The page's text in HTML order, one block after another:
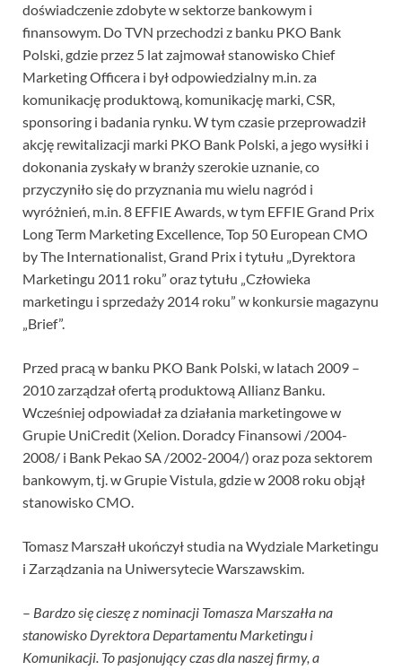
doświadczenie zdobyte w sektorze bankowym i
finansowym. Do TVN przechodzi z banku PKO Bank
Polski, gdzie przez 5 lat zajmował stanowisko Chief
Marketing Officera i był odpowiedzialny m.in. za
komunikację produktową, komunikację marki, CSR,
sponsoring i badania rynku. W tym czasie przeprowadził
akcję rewitalizacji marki PKO Bank Polski, a jego wysiłki i
dokonania zyskały w branży szerokie uznanie, co
przyczyniło się do przyznania mu wielu nagród i
wyróżnień, m.in. 8 EFFIE Awards, w tym EFFIE Grand Prix
Long Term Marketing Excellence, Top 50 European CMO
by The Internationalist, Grand Prix i tytułu „Dyrektora
Marketingu 2011 roku” oraz tytułu „Człowieka
marketingu i sprzedaży 2014 roku” w konkursie magazynu
„Brief”.
Przed pracą w banku PKO Bank Polski, w latach 2009 –
2010 zarządzał ofertą produktową Allianz Banku.
Wcześniej odpowiadał za działania marketingowe w
Grupie UniCredit (Xelion. Doradcy Finansowi /2004-
2008/ i Bank Pekao SA /2002-2004/) oraz poza sektorem
bankowym, tj. w Grupie Vistula, gdzie w 2008 roku objął
stanowisko CMO.
Tomasz Marszałł ukończył studia na Wydziale Marketingu
i Zarządzania na Uniwersytecie Warszawskim.
– Bardzo się cieszę z nominacji Tomasza Marszałła na
stanowisko Dyrektora Departamentu Marketingu i
Komunikacji. To pasjonujący czas dla naszej firmy, a